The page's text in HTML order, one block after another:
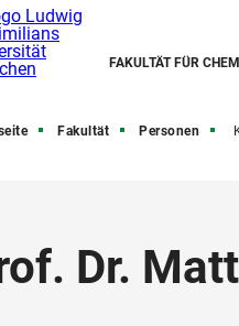
FAKULTÄT FÜR
Fakultät Personen
Dr.